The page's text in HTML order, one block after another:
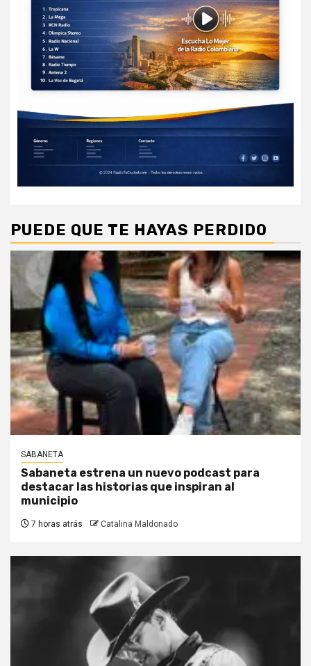
PUEDE QUE TE HAYAS PERDIDO
SABANETA
Sabaneta estrena un nuevo podcast para
destacar las historias que inspiran al
municipio
7 horas atrás Catalina Maldonado